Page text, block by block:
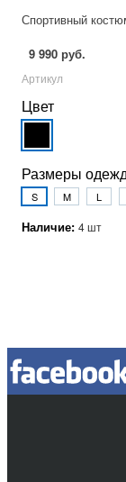
Спортивный
9 990 руб.
Артикул
Цвет
Размеры
S M L
Наличие: 4 шт